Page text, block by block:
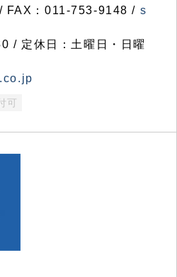
FAX：011-753-9148 / s
/ 定休日：土曜日・日曜
可